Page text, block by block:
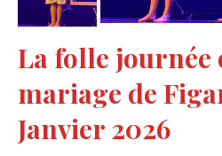
La folle journée
mariage de
Janvier 2026